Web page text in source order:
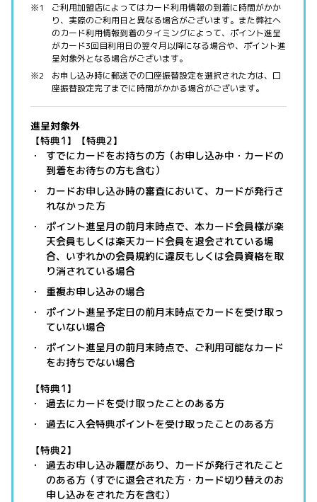
ご利用加盟店によってはカード利用情報の到着に時間がかか
り、実際のご利用日と異なる場合がございます。また弊社へ
のカード利用情報到着のタイミングによって、ポイント進呈
がカード3回目利用日の翌々月以降になる場合や、ポイント進
呈対象外となる場合がございます。
お申し込み時に郵送での口座振替設定を選択された方は、口
座振替設定完了までに時間がかかる場合がございます。
進呈対象外
【特典1】【特典2】
すでにカードをお持ちの方（お申し込み中・カードの
到着をお待ちの方も含む）
カードお申し込み時の審査において、カードが発行さ
れなかった方
ポイント進呈月の前月末時点で、本カード会員様が楽
天会員もしくは楽天カード会員を退会されている場
合、いずれかの会員規約に違反もしくは会員資格を取
り消されている場合
重複お申し込みの場合
ポイント進呈予定日の前月末時点でカードを受け取っ
ていない場合
ポイント進呈月の前月末時点で、ご利用可能なカード
をお持ちでない場合
【特典1】
過去にカードを受け取ったことのある方
過去に入会特典ポイントを受け取ったことのある方
【特典2】
過去お申し込み履歴があり、カードが発行されたこと
のある方（すでに退会された方・カード切り替えのお
申し込みをされた方を含む）